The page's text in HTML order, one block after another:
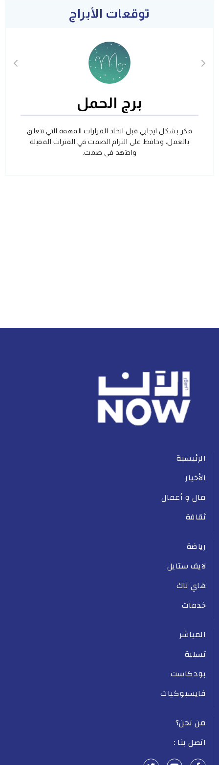
توقعات الأبراج
برج الحمل
فكر بشكل ايجابي قبل اتخاذ القرارات المهمة التي تتعلق
بالعمل، وحافظ على التزام الصمت في الفترات المقبلة
واجتهد في صمت.
الرئيسية
الأخبار
مال و أعمال
ثقافة
رياضة
لايف ستايل
هاي تاك
خدمات
المباشر
تسلية
بودكاست
فايسبوكيات
من نحن؟
اتصل بنا :